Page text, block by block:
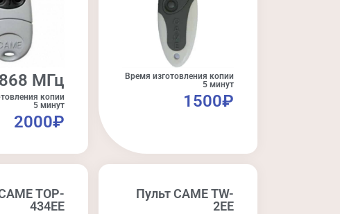
868 МГц
копии
5 минут
2000₽
Время изготовления копии
5 минут
1500₽
TOP-
434EE
Пульт CAME TW-
2EE